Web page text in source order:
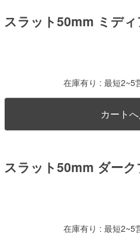
スラット50mm ミデ
在庫有り : 最短2~5
スラット50mm ダー
在庫有り : 最短2~5